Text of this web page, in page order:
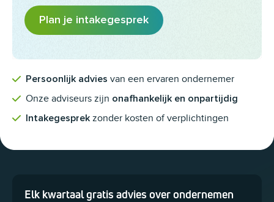
Plan je intakegesprek
Persoonlijk advies van een ervaren ondernemer
Onze adviseurs zijn onafhankelijk en onpartijdig
Intakegesprek zonder kosten of verplichtingen
Elk kwartaal gratis advies over ondernemen
Dit veld is bedoeld voor validatiedoeleinden en moet niet worden